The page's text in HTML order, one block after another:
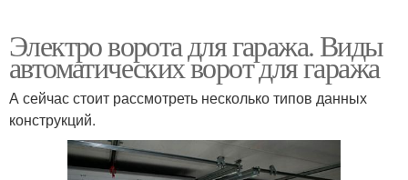
Электро ворота для гаража. Виды
автоматических ворот для гаража
А сейчас стоит рассмотреть несколько типов данных
конструкций.